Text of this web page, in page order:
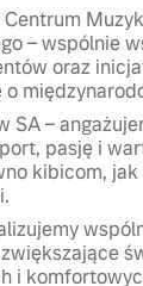
– wspólnie
oraz
SA –
pasję i
kibicom, jak
i